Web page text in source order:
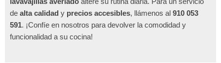
de alta calidad y precios accesibles, llámenos al 910 053
591. ¡Confíe en nosotros para devolver la comodidad y
funcionalidad a su cocina!